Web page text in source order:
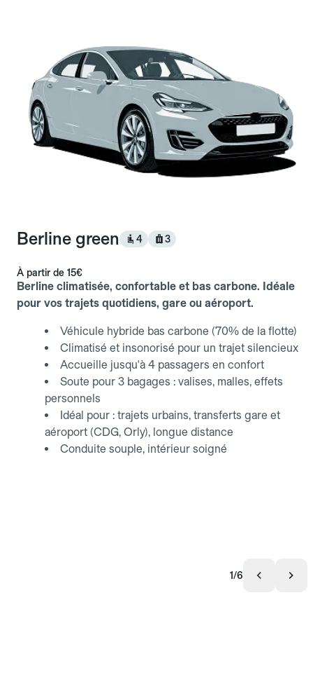
Berline green 4 3
À partir de 15€
Berline climatisée, confortable et bas carbone. Idéale
pour vos trajets quotidiens, gare ou aéroport.
Véhicule hybride bas carbone (70% de la flotte)
Climatisé et insonorisé pour un trajet silencieux
Accueille jusqu'à 4 passagers en confort
Soute pour 3 bagages : valises, malles, effets
personnels
Idéal pour : trajets urbains, transferts gare et
aéroport (CDG, Orly), longue distance
Conduite souple, intérieur soigné
1/6